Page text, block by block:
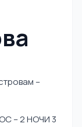
–
– 2 НОЧИ 3